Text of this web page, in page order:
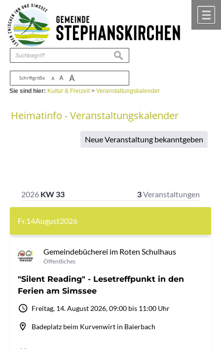
Zum Inhalt ,zur Navigation
Schriftgröße A A A
suchen
Sie sind hier: Kultur & Freizeit>Veranstaltungskalender
Heimatinfo - Veranstaltungskalender